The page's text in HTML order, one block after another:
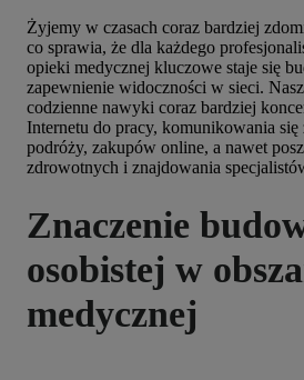
Żyjemy w czasach coraz bardziej
co sprawia, że dla każdego
opieki medycznej kluczowe staje się
zapewnienie widoczności w sieci.
codzienne nawyki coraz bardziej
Internetu do pracy, komunikowania
podróży, zakupów online, a nawet
zdrowotnych i znajdowania
Znaczenie
osobistej w
medycznej